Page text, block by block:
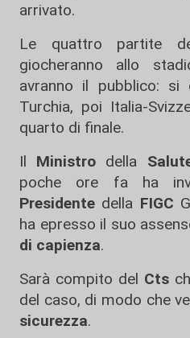
arrivato.
Le quattro partite
giocheranno allo
avranno il pubblico: si
Turchia, poi Italia-
quarto di finale.
Il Ministro della
poche ore fa ha
Presidente della FIGC
ha epresso il suo
di capienza.
Sarà compito del Cts
del caso, di modo che
sicurezza.